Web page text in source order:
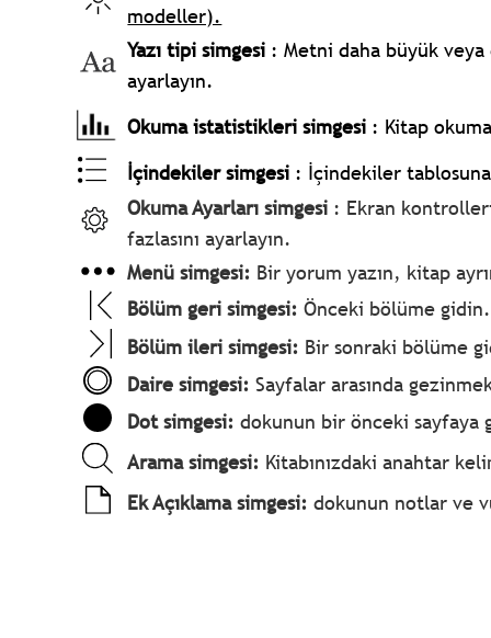
modeller).
Yazı tipi simgesi : Metni daha büyük
ayarlayın.
Okuma istatistikleri simgesi : Kitap
İçindekiler simgesi : İçindekiler
Okuma Ayarları simgesi : Ekran
fazlasını ayarlayın.
Menü simgesi: Bir yorum yazın, kitap
Bölüm geri simgesi:Önceki bölüme gidin.
Bölüm ileri simgesi: Bir sonraki bölüme
Daire simgesi:Sayfalar arasında
Dot simgesi:dokunun bir önceki sayfaya
Arama simgesi: Kitabınızdaki anahtar
Ek Açıklama simgesi:dokunun notlar ve